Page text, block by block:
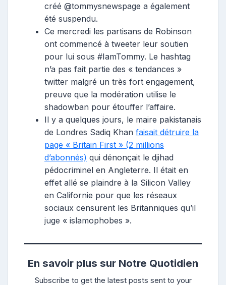
créé @tommysnewspage a également
été suspendu.
Ce mercredi les partisans de Robinson
ont commencé à tweeter leur soutien
pour lui sous #IamTommy. Le hashtag
n’a pas fait partie des « tendances »
twitter malgré un très fort engagement,
preuve que la modération utilise le
shadowban pour étouffer l’affaire.
Il y a quelques jours, le maire pakistanais
de Londres Sadiq Khan faisait détruire la
page « Britain First » (2 millions
d’abonnés) qui dénonçait le djihad
pédocriminel en Angleterre. Il était en
effet allé se plaindre à la Silicon Valley
en Californie pour que les réseaux
sociaux censurent les Britanniques qu’il
juge « islamophobes ».
En savoir plus sur Notre Quotidien
Subscribe to get the latest posts sent to your